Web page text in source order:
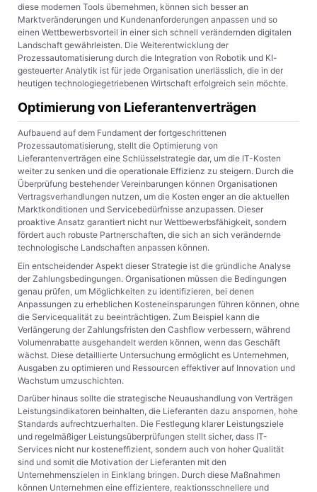
diese modernen Tools übernehmen, können sich besser an
Marktveränderungen und Kundenanforderungen anpassen und so
einen Wettbewerbsvorteil in einer sich schnell verändernden digitalen
Landschaft gewährleisten. Die Weiterentwicklung der
Prozessautomatisierung durch die Integration von Robotik und KI-
gesteuerter Analytik ist für jede Organisation unerlässlich, die in der
heutigen technologiegetriebenen Wirtschaft erfolgreich sein möchte.
Optimierung von Lieferantenverträgen
Aufbauend auf dem Fundament der fortgeschrittenen
Prozessautomatisierung, stellt die Optimierung von
Lieferantenverträgen eine Schlüsselstrategie dar, um die IT-Kosten
weiter zu senken und die operationale Effizienz zu steigern. Durch die
Überprüfung bestehender Vereinbarungen können Organisationen
Vertragsverhandlungen nutzen, um die Kosten enger an die aktuellen
Marktkonditionen und Servicebedürfnisse anzupassen. Dieser
proaktive Ansatz garantiert nicht nur Wettbewerbsfähigkeit, sondern
fördert auch robuste Partnerschaften, die sich an sich verändernde
technologische Landschaften anpassen können.
Ein entscheidender Aspekt dieser Strategie ist die gründliche Analyse
der Zahlungsbedingungen. Organisationen müssen die Bedingungen
genau prüfen, um Möglichkeiten zu identifizieren, bei denen
Anpassungen zu erheblichen Kosteneinsparungen führen können, ohne
die Servicequalität zu beeinträchtigen. Zum Beispiel kann die
Verlängerung der Zahlungsfristen den Cashflow verbessern, während
Volumenrabatte ausgehandelt werden können, wenn das Geschäft
wächst. Diese detaillierte Untersuchung ermöglicht es Unternehmen,
Ausgaben zu optimieren und Ressourcen effektiver auf Innovation und
Wachstum umzuschichten.
Darüber hinaus sollte die strategische Neuaushandlung von Verträgen
Leistungsindikatoren beinhalten, die Lieferanten dazu anspornen, hohe
Standards aufrechtzuerhalten. Die Festlegung klarer Leistungsziele
und regelmäßiger Leistungsüberprüfungen stellt sicher, dass IT-
Services nicht nur kosteneffizient, sondern auch von hoher Qualität
sind und somit die Motivation der Lieferanten mit den
Unternehmenszielen in Einklang bringen. Durch diese Maßnahmen
können Unternehmen eine effizientere, reaktionsschnellere und